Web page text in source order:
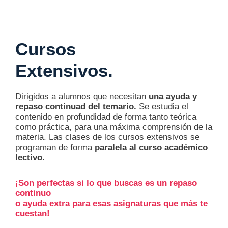
Cursos
Extensivos.
Dirigidos a alumnos que necesitan una ayuda y
repaso continuad del temario. Se estudia el
contenido en profundidad de forma tanto teórica
como práctica, para una máxima comprensión de la
materia. Las clases de los cursos extensivos se
programan de forma paralela al curso académico
lectivo.
¡Son perfectas si lo que buscas es un repaso
continuo
o ayuda extra para esas asignaturas que más te
cuestan!